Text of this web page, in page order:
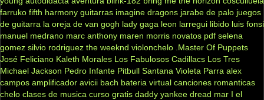
farruko fifth harmony guitarras imagine dragons jarabe de palo juegos
de guitarra la oreja de van gogh lady gaga leon larregui libido luis fonsi
manuel medrano marc anthony maren morris novatos pdf selena
gomez silvio rodriguez the weeknd violonchelo .Master Of Puppets
José Feliciano Kaleth Morales Los Fabulosos Cadillacs Los Tres
Michael Jackson Pedro Infante Pitbull Santana Violeta Parra alex
campos amplificador avicii bach bateria virtual canciones romanticas
chelo clases de musica curso gratis daddy yankee dread mar I el